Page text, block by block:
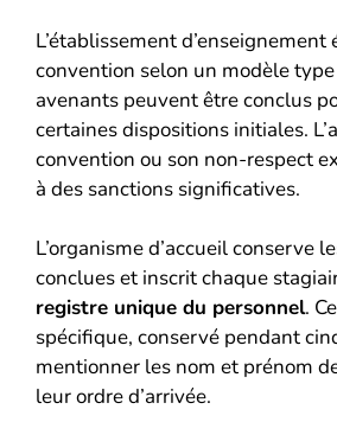
L’établissement
convention selon un modèle
avenants peuvent être conclus
certaines dispositions initiales.
convention ou son non-respect
à des sanctions significatives.
L’organisme d’accueil conserve
conclues et inscrit chaque
registre unique du personnel.
spécifique, conservé pendant
mentionner les nom et prénom
leur ordre d’arrivée.